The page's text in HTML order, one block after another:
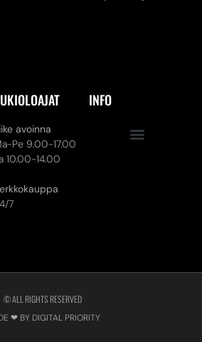
avoinna
Pe 9.00-17.00
10.00-14.00
7
INFO
© ALL RIGHTS RESERVED
❤ BY DIGITAL PRIORITY